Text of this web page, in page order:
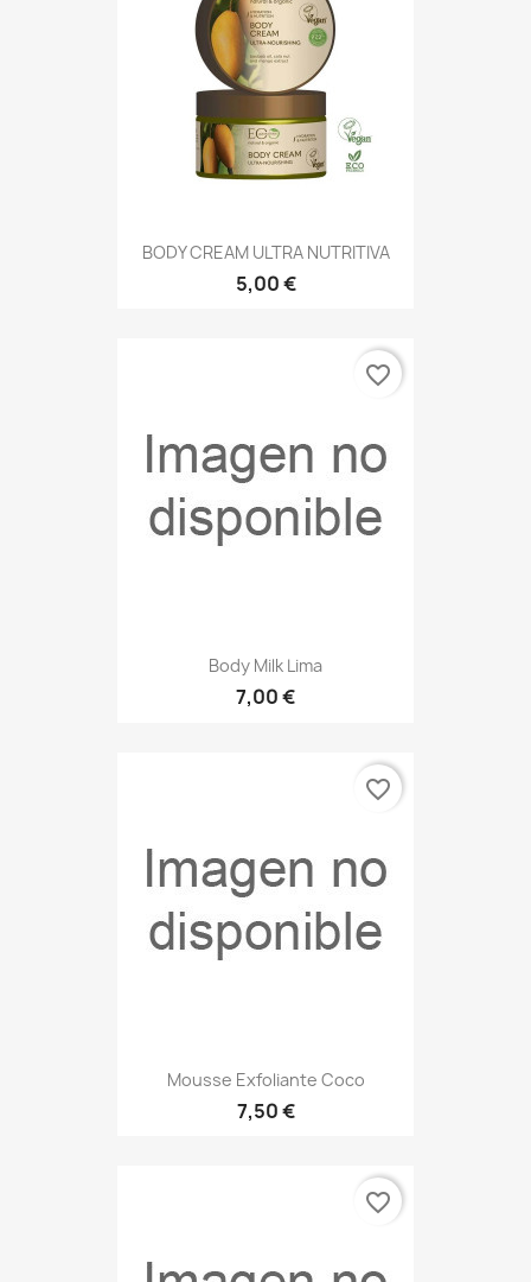
BODY CREAM ULTRA NUTRITIVA
5,00 €
Body Milk Lima
7,00 €
favorite_border
Mousse Exfoliante Coco
7,50 €
favorite_border
favorite_border